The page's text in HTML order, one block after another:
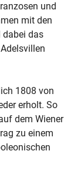
und
mit den
dabei das
1808 von
erholt. So
dem Wiener
zu einem